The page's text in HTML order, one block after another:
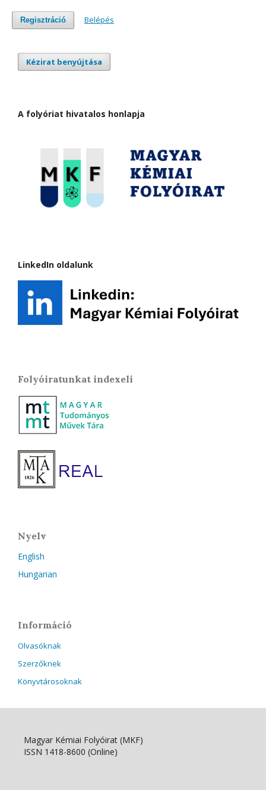
Regisztráció Belépés
Kézirat benyújtása
A folyóriat hivatalos honlapja
LinkedIn oldalunk
Folyóiratunkat indexeli
Nyelv
English
Hungarian
Információ
Olvasóknak
Szerzőknek
Könyvtárosoknak
Magyar Kémiai Folyóirat (MKF)
ISSN 1418-8600 (Online)